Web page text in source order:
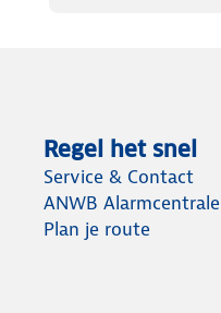
Regel het snel
Service & Contact
ANWB Alarmcentrale
Plan je route